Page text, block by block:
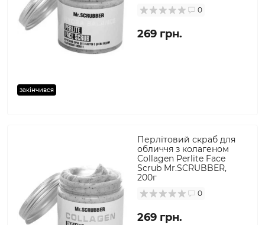
закінчився
0
269 грн.
Перлітовий скраб для
обличчя з колагеном
Collagen Perlite Face
Scrub Mr.SCRUBBER,
200г
0
269 грн.